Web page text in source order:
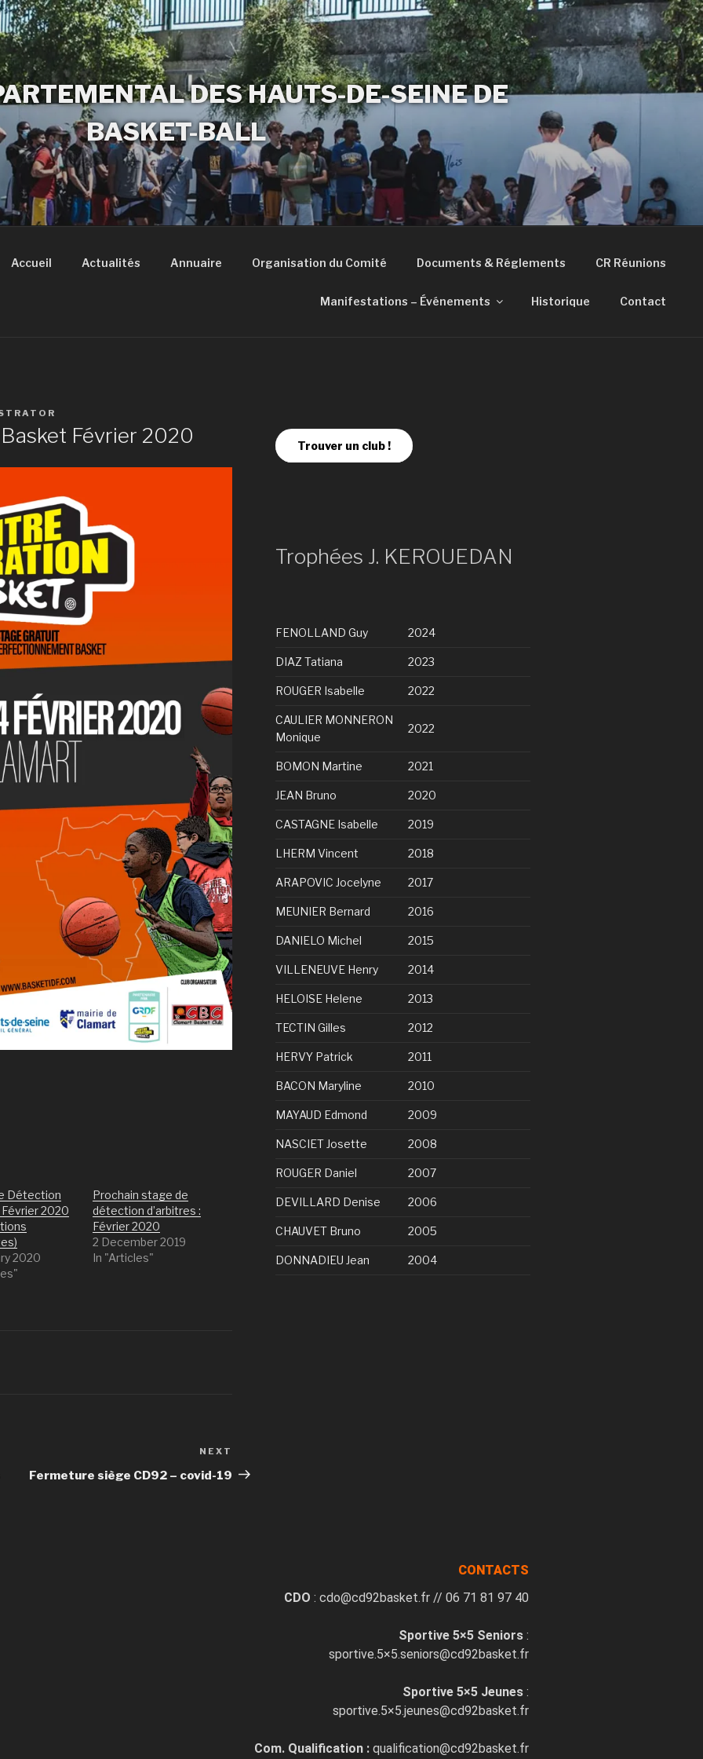
DES HAUTS-DE-SEINE DE
BASKET-BALL
Accueil Actualités Annuaire Organisation du Comité Documents & Réglements CR Réunions
Manifestations – Événements Historique Contact
Février 2020
Détection
2020
2020
Prochain stage de
détection d’arbitres :
Février 2020
2 December 2019
In "Articles"
NEXT
Fermeture siège CD92 – covid-19
Trouver un club !
Trophées J. KEROUEDAN
FENOLLAND Guy 2024
DIAZ Tatiana 2023
ROUGER Isabelle 2022
CAULIER MONNERON
Monique
2022
BOMON Martine 2021
JEAN Bruno 2020
CASTAGNE Isabelle 2019
LHERM Vincent 2018
ARAPOVIC Jocelyne 2017
MEUNIER Bernard 2016
DANIELO Michel 2015
VILLENEUVE Henry 2014
HELOISE Helene 2013
TECTIN Gilles 2012
HERVY Patrick 2011
BACON Maryline 2010
MAYAUD Edmond 2009
NASCIET Josette 2008
ROUGER Daniel 2007
DEVILLARD Denise 2006
CHAUVET Bruno 2005
DONNADIEU Jean 2004
CONTACTS
CDO : cdo@cd92basket.fr // 06 71 81 97 40
Sportive 5×5 Seniors :
sportive.5×5.seniors@cd92basket.fr
Sportive 5×5 Jeunes:
sportive.5×5.jeunes@cd92basket.fr
Com. Qualification : qualification@cd92basket.fr